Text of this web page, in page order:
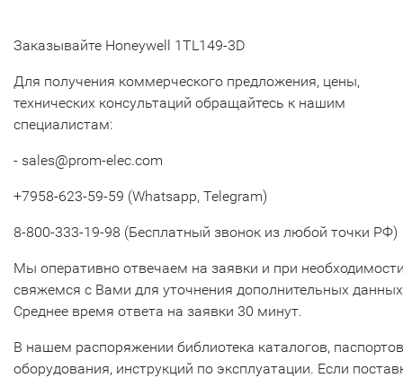
Заказывайте Honeywell 1TL149-3D
Для получения коммерческого предложения, цены,
технических консультаций обращайтесь к нашим
специалистам:
- sales@prom-elec.com
+7958-623-59-59 (Whatsapp, Telegram)
8-800-333-19-98 (Бесплатный звонок из любой точки РФ)
Мы оперативно отвечаем на заявки и при
свяжемся с Вами для уточнения дополнительных
Среднее время ответа на заявки 30 минут.
В нашем распоряжении библиотека каталогов, паспортов
оборудования, инструкций по эксплуатации. Если